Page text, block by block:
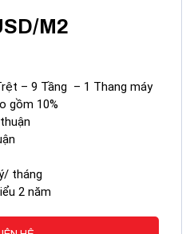
hòa hợp khá lý tưởng. Với
phải bất kì sự vướng mắc
mát để có thể chuyên tâm
của chính mình.Hệ thống
bóng đôi đảm bảo đâỳ
phòng, tường vách cách âm
trong từng công ty khác
M2
– 9 Tầng – 1 Thang máy
gồm 10%
tháng
2 năm